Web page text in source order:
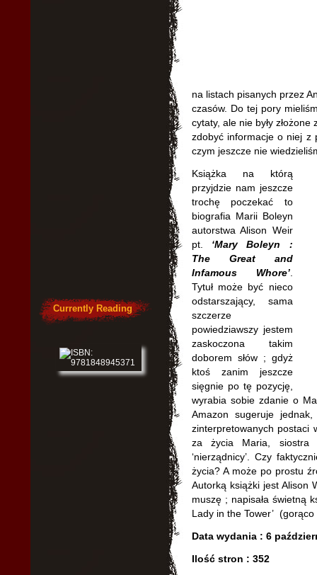
na listach pisanych przez
czasów. Do tej pory
cytaty, ale nie były
zdobyć informacje o niej z
czym jeszcze nie
Książka na którą
przyjdzie nam jeszcze
trochę poczekać to
biografia Marii Boleyn
autorstwa Alison Weir
pt. ‘Mary Boleyn :
The Great and
Infamous Whore’.
Tytuł może być nieco
odstarszający, sama
szczerze
powiedziawszy jestem
zaskoczona takim
doborem słów ; gdyż
ktoś zanim jeszcze
sięgnie po tę pozycję,
wyrabia sobie zdanie o
Amazon sugeruje
zinterpretowanych postaci
za życia Maria, siostra
‘nierządnicy’. Czy
życia? A może po prostu
Autorką książki jest Alison
muszę ; napisała świetną
Lady in the Tower’
Data wydania : 6
Ilość stron : 352
Currently Reading